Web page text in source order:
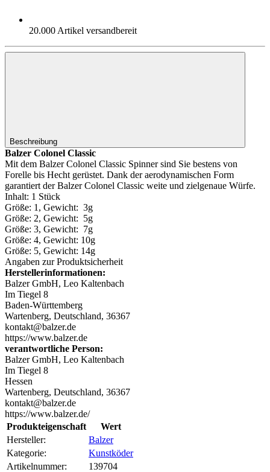
20.000 Artikel versandbereit
Beschreibung
Balzer Colonel Classic
Mit dem Balzer Colonel Classic Spinner sind Sie bestens von
Forelle bis Hecht gerüstet. Dank der aerodynamischen Form
garantiert der Balzer Colonel Classic weite und zielgenaue Würfe.
Inhalt: 1 Stück
Größe: 1, Gewicht: 3g
Größe: 2, Gewicht: 5g
Größe: 3, Gewicht: 7g
Größe: 4, Gewicht: 10g
Größe: 5, Gewicht: 14g
Angaben zur Produktsicherheit
Herstellerinformationen:
Balzer GmbH, Leo Kaltenbach
Im Tiegel 8
Baden-Württemberg
Wartenberg, Deutschland, 36367
kontakt@balzer.de
https://www.balzer.de
verantwortliche Person:
Balzer GmbH, Leo Kaltenbach
Im Tiegel 8
Hessen
Wartenberg, Deutschland, 36367
kontakt@balzer.de
https://www.balzer.de/
Produkteigenschaft
Wert
Hersteller:
Balzer
Kategorie:
Kunstköder
Artikelnummer:
139704